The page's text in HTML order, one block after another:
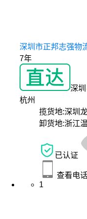
深圳市正邦志强物
7年
深圳
杭州
揽货地:深圳
卸货地:浙江
已认证
查看电
1